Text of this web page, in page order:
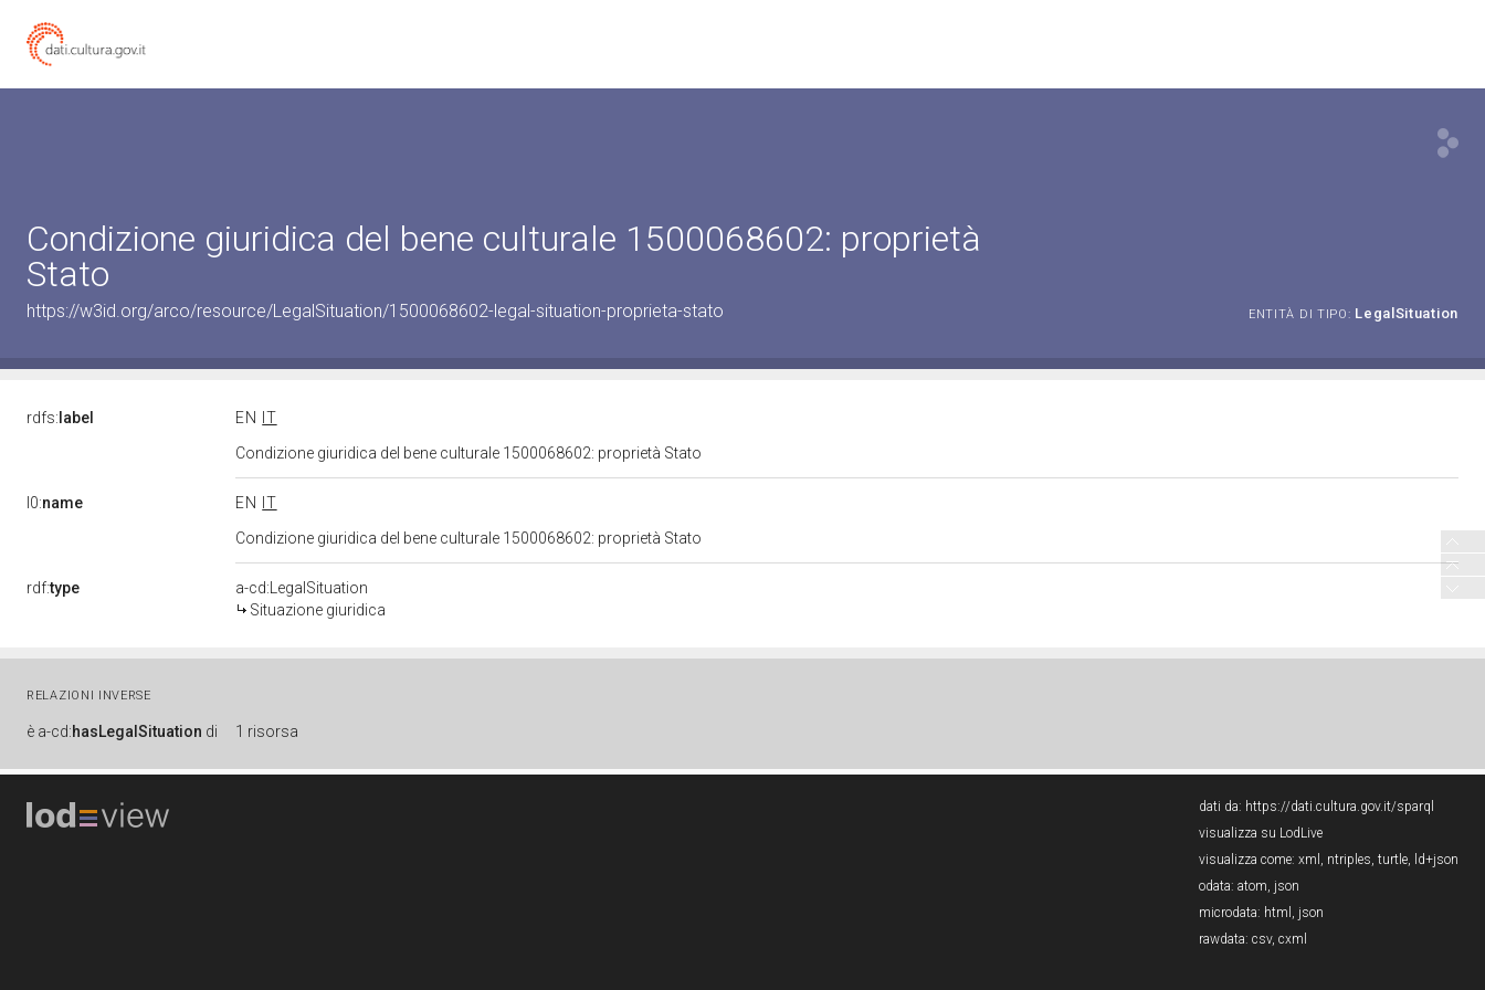
Condizione giuridica del bene culturale 1500068602: proprietà
Stato
https://w3id.org/arco/resource/LegalSituation/1500068602-legal-situation-proprieta-stato ENTITÀ DI TIPO: LegalSituation
rdfs: label EN
IT
Condizione giuridica del bene culturale 1500068602: proprietà Stato
l0:name EN
IT
Condizione giuridica del bene culturale 1500068602: proprietà Stato
rdf:type
a-cd:LegalSituation
Situazione giuridica
RELAZIONI INVERSE
è a-cd:hasLegalSituation di 1 risorsa
dati da: https://dati.cultura.gov.it/sparql
visualizza su LodLive
visualizza come: xml , ntriples, turtle, ld+json
odata: atom, json
microdata: html , json
rawdata: csv, cxml